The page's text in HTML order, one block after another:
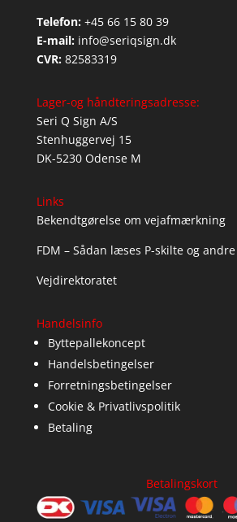
Telefon: +45 66 15 80 39
E-mail: info@seriqsign.dk
CVR: 82583319
Lager-og håndteringsadresse:
Seri Q Sign A/S
Stenhuggervej 15
DK-5230 Odense M
Links
Bekendtgørelse om vejafmærkning
FDM – Sådan læses P-skilte og
Vejdirektoratet
Handelsinfo
Byttepallekoncept
Handelsbetingelser
Forretningsbetingelser
Cookie & Privatlivspolitik
Betaling
Betalingskort